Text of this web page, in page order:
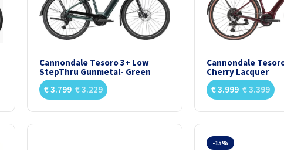
Cannondale Tesoro 3+ Low
StepThru Gunmetal- Green
€3.799 €3.229
Cannondale
Cherry Lacquer
€3.999 €3.399
-15%